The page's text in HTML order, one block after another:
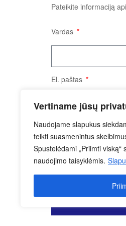
Vertiname jūsų
Naudojame slapukus
teikti suasmenintus
Spustelėdami „Priimti
naudojimo taisyklėmis.
Pateikite informaciją
Vardas
El. paštas
Užklausos tekstas